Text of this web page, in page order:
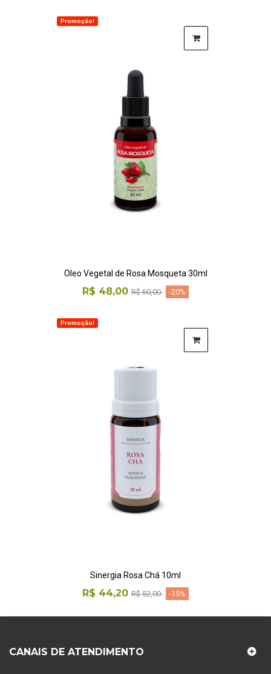
Promoção!
Óleo Vegetal de Rosa Mosqueta 30ml
R$ 48,00 R$ 60,00 -20%
Promoção!
Sinergia Rosa Chá 10ml
R$ 44,20 R$ 52,00 -15%
CANAIS DE ATENDIMENTO